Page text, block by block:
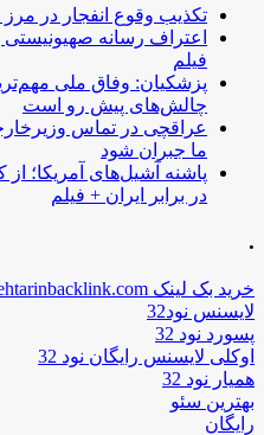
تکذیب وقوع انفجار در
اعتراف رسانه صهیونیستی
فیلم
پزشکیان: وفاق ملی
چالش‌های پیش رو است
عراقچی در تماس
ما جبران شود
پاشنه آشیل‌های آمریکا؛
در برابر ایران + فیلم
.
خرید بک لینک behtarinbacklink.com
لایسنس نود32
پسورد نود 32
اوکلی لایسنس رایگان نود 32
همیار نود 32
بهترین سئو
رایگان